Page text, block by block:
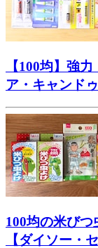
【100均】強
ア・キャンド
100均の米びつ
【ダイソー・